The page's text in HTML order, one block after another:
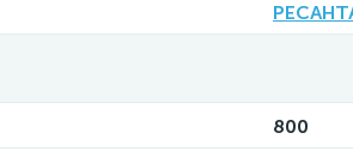
800